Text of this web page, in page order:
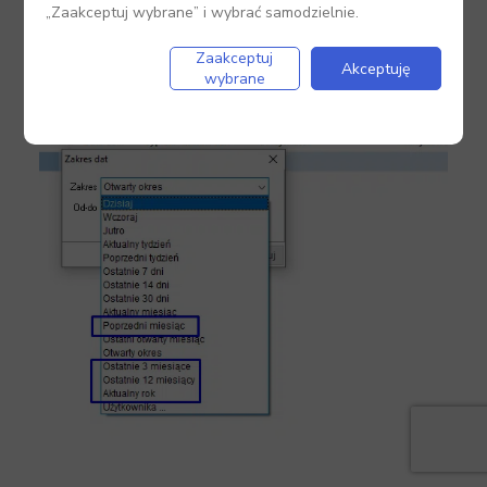
„Zaakceptuj wybrane” i wybrać samodzielnie.
Zaakceptuj
wybrane
Akceptuję